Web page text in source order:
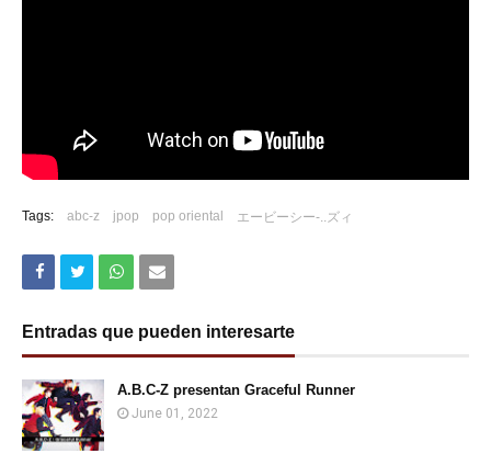
Tags: abc-z jpop pop oriental エービーシー-..ズィ
Entradas que pueden interesarte
A.B.C-Z presentan Graceful Runner
June 01, 2022